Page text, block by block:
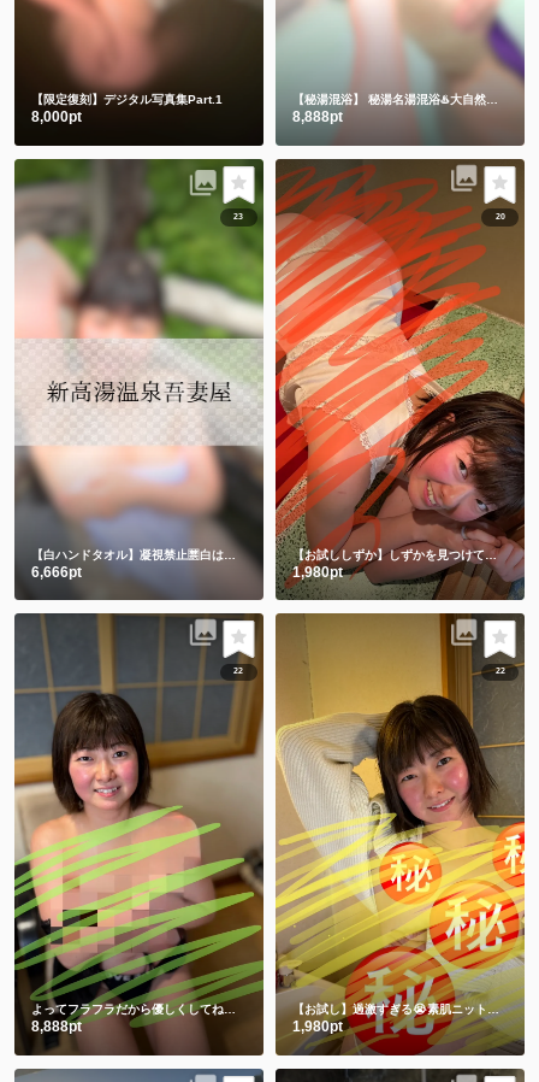
【限定復刻】デジタル写真集Part.1
8,000pt
【秘湯混浴】 秘湯名湯混浴♨️大自然の中でハンドタオル㊙️
8,888pt
23
【白ハンドタオル】凝視禁止🈲白は透けちゃうって🫣
6,666pt
20
【お試ししずか】しずかを見つけて、選んでくれてありがとう💕💕
1,980pt
22
よってフラフラだから優しくしてね💕ワキと手ぶらは裸より恥ずかしい🫣
8,888pt
22
【お試し】過激すぎる😭素肌ニットからの手ぶらショット㊙️
1,980pt